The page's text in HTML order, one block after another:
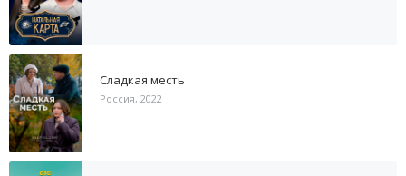
Сладкая месть
Россия, 2022